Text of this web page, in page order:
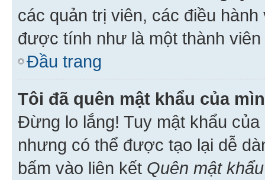
các quản trị viên, các điều
được tính như là một thành viên
Đầu trang
Tôi đã quên mật khẩu của
Đừng lo lắng! Tuy mật khẩu
nhưng có thể được tạo lại dễ
bấm vào liên kết Quên mật khẩu